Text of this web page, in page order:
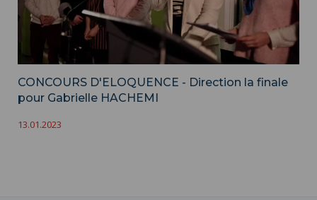
CONCOURS D'ELOQUENCE - Direction la finale
pour Gabrielle HACHEMI
13.01.2023